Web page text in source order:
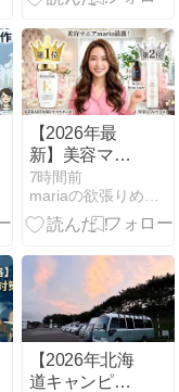
ート」作成法
【2026年最
新】美容マニ
アmaria厳選！
おすすめシャ
ンプー人気ラ
TOP5✨サロン
帰りのツヤ髪
へ💕
7時間前
mariaの欲張りめぐりガイド
【2026年北海
道キャンピン